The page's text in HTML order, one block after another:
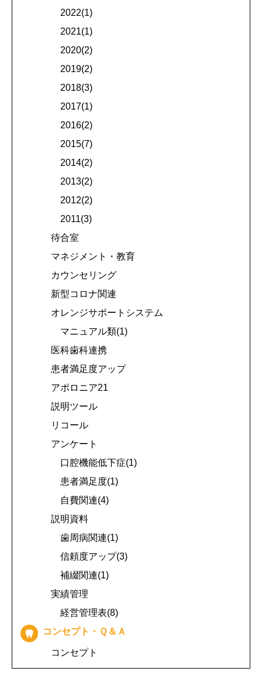
2022(1)
2021(1)
2020(2)
2019(2)
2018(3)
2017(1)
2016(2)
2015(7)
2014(2)
2013(2)
2012(2)
2011(3)
待合室
マネジメント・教育
カウンセリング
新型コロナ関連
オレンジサポートシステム
マニュアル類(1)
医科歯科連携
患者満足度アップ
アポロニア21
説明ツール
リコール
アンケート
口腔機能低下症(1)
患者満足度(1)
自費関連(4)
説明資料
歯周病関連(1)
信頼度アップ(3)
補綴関連(1)
実績管理
経営管理表(8)
コンセプト・Ｑ＆Ａ
コンセプト